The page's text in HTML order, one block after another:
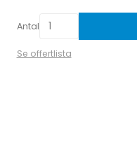
Antal
Se offertlista